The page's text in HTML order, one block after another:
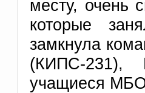
месту, очень
которые
замкнула
(КИПС-231),
учащиеся